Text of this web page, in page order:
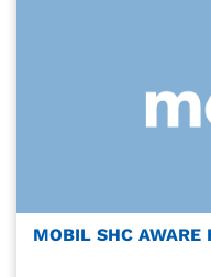
MOBIL SHC AWARE